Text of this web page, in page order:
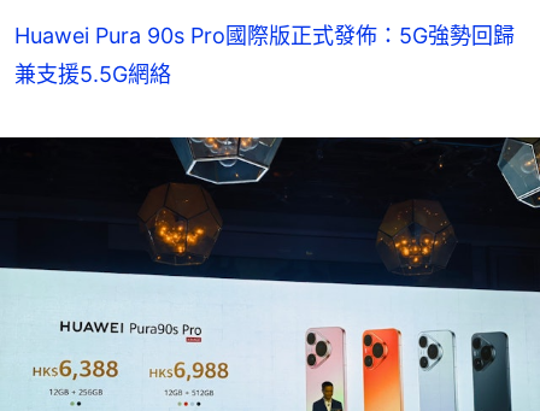
Huawei Pura 90s Pro國際版正式發佈：5G強勢回歸
兼支援5.5G網絡